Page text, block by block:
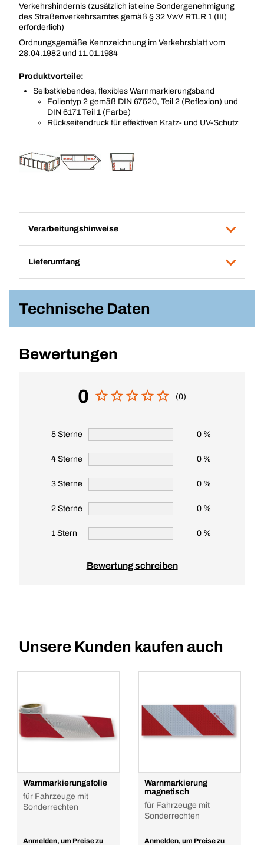
Verkehrshindernis (zusätzlich ist eine Sondergenehmigung
des Straßenverkehrsamtes gemäß § 32 VwV RTLR 1 (III)
erforderlich)
Ordnungsgemäße Kennzeichnung im Verkehrsblatt vom
28.04.1982 und 11.01.1984
Produktvorteile:
Selbstklebendes, flexibles Warnmarkierungsband
Folientyp 2 gemäß DIN 67520, Teil 2 (Reflexion) und
DIN 6171 Teil 1 (Farbe)
Rückseitendruck für effektiven Kratz- und UV-Schutz
Verarbeitungshinweise
Lieferumfang
Technische Daten
Bewertungen
0 (0)
5 Sterne 0 %
4 Sterne 0 %
3 Sterne 0 %
2 Sterne 0 %
1 Stern 0 %
Bewertung schreiben
Unsere Kunden kaufen auch
Warnmarkierungsfolie
für Fahrzeuge mit
Sonderrechten
Anmelden, um Preise zu
Warnmarkierung
magnetisch
für Fahrzeuge mit
Sonderrechten
Anmelden, um Preise zu